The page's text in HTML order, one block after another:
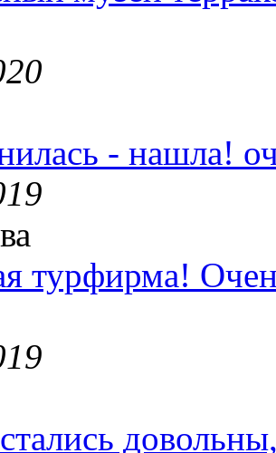
- нашла!
турфирма!